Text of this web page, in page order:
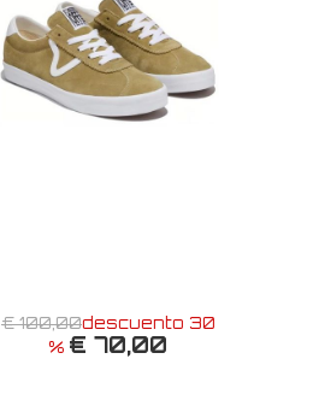
€ 100,00descuento 30
% € 70,00